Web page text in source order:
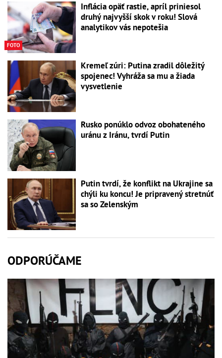
FOTO
Inflácia opäť rastie, apríl priniesol
druhý najvyšší skok v roku! Slová
analytikov vás nepotešia
Kremeľ zúri: Putina zradil dôležitý
spojenec! Vyhráža sa mu a žiada
vysvetlenie
Rusko ponúklo odvoz obohateného
uránu z Iránu, tvrdí Putin
Putin tvrdí, že konflikt na Ukrajine sa
chýli ku koncu! Je pripravený stretnúť
sa so Zelenským
ODPORÚČAME